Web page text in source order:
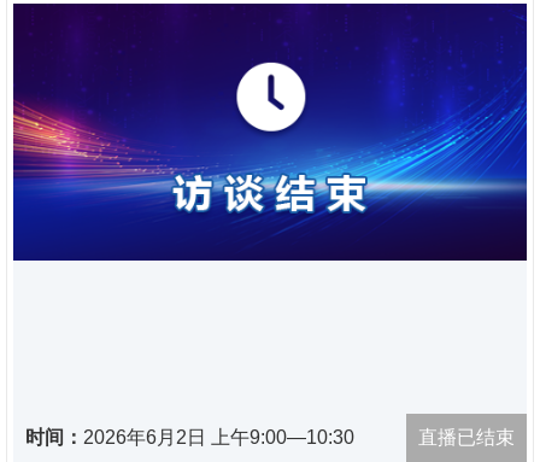
直播已结束
时间： 2026年6月2日 上午9:00—10:30